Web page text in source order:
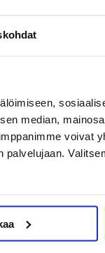
median,
voivat
ja lähdemme
ja
, Suomen